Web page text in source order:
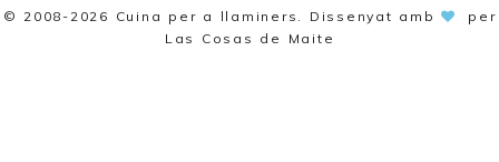
© 2008-2026 Cuina per a llaminers . Dissenyat amb
per
Las Cosas de Maite